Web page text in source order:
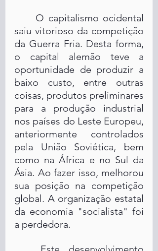
saiu vitorioso da competição
da Guerra Fria. Desta forma,
o capital alemão teve a
oportunidade de produzir a
baixo custo, entre outras
coisas, produtos preliminares
para a produção industrial
nos países do Leste Europeu,
anteriormente controlados
pela União Soviética, bem
como na África e no Sul da
Ásia. Ao fazer isso, melhorou
sua posição na competição
global. A organização estatal
da economia "socialista" foi
a perdedora.